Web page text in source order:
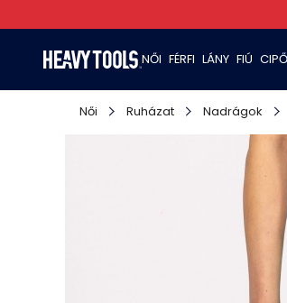
NŐI FÉRFI LÁNY FIÚ CIPŐ
Női Ruházat Nadrágok